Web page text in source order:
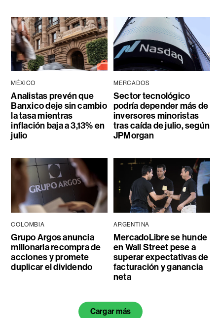
MÉXICO
Analistas prevén que
Banxico deje sin cambio
la tasa mientras
inflación baja a 3,13% en
julio
MERCADOS
Sector tecnológico
podría depender más de
inversores minoristas
tras caída de julio, según
JPMorgan
COLOMBIA
Grupo Argos anuncia
millonaria recompra de
acciones y promete
duplicar el dividendo
ARGENTINA
MercadoLibre se hunde
en Wall Street pese a
superar expectativas de
facturación y ganancia
neta
Cargar más